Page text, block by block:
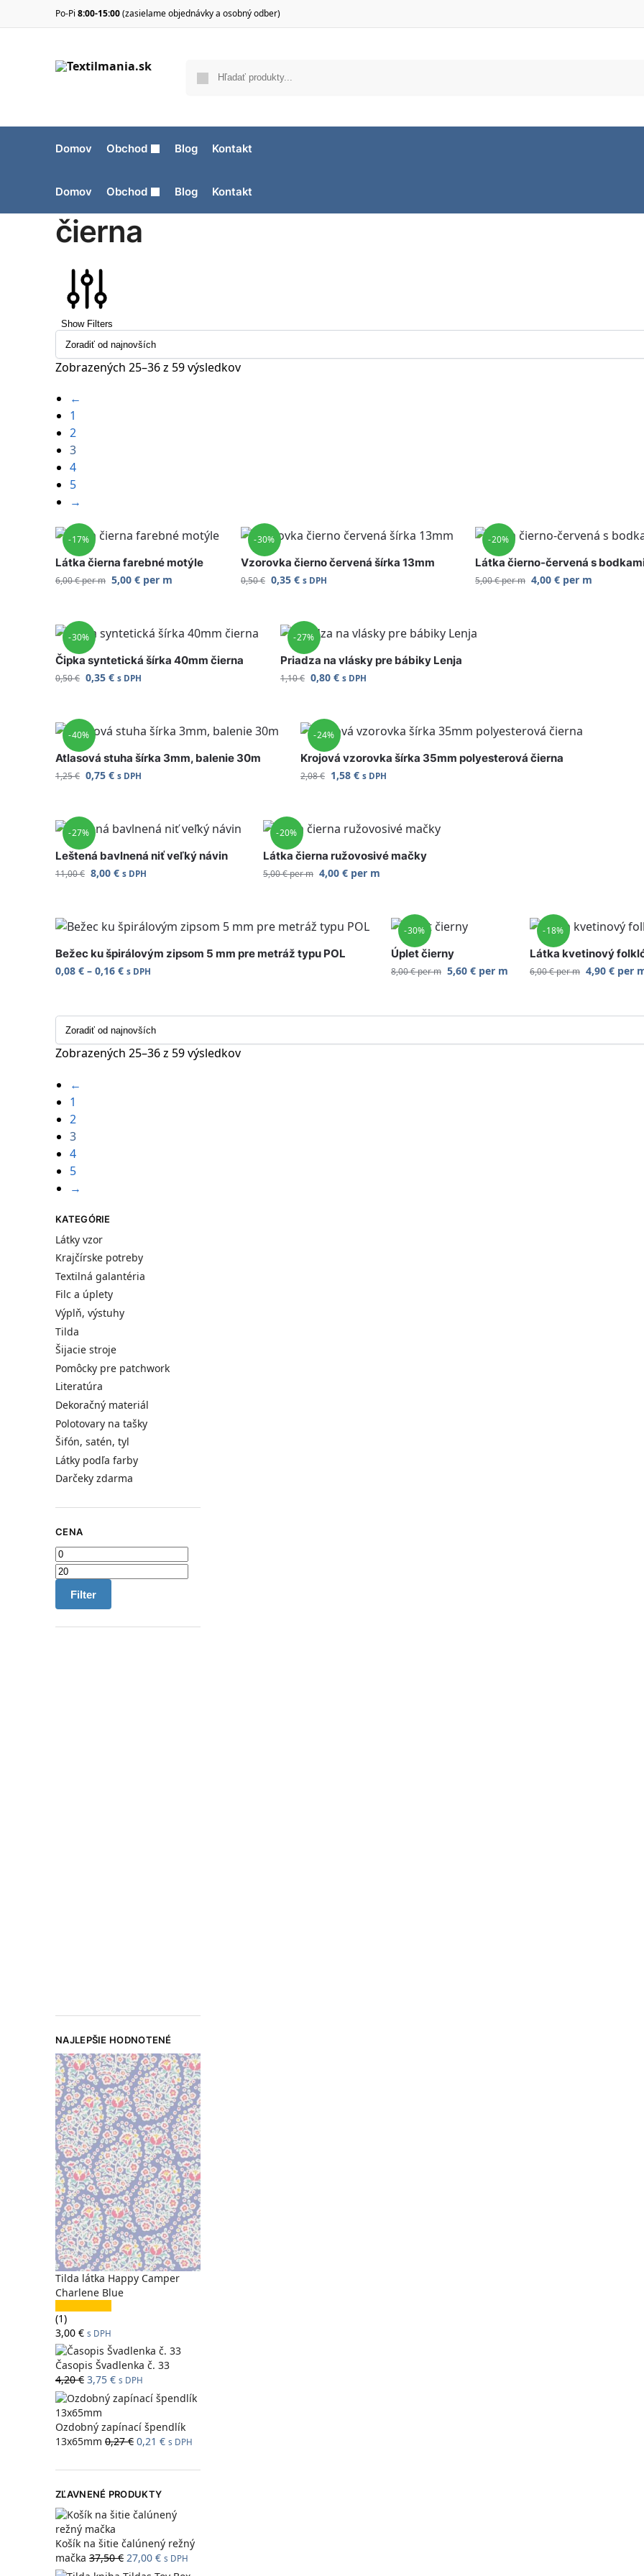
Po-Pi 8:00-15:00(zasielame objednávky a osobný odber)
Domov Obchod Blog Kontakt
Domov Obchod Blog Kontakt
čierna
Show Filters
Zobrazených 25–36 z 59 výsledkov
←
1
2
3
4
5
→
-17%
Látka čierna farebné motýle
6,00€per m 5,00 € per m
-30%
Vzorovka čierno červená šírka 13mm
0,50€ 0,35 € s DPH
-20%
Látka čierno-červená s
5,00€per m 4,00 € per m
-30%
Čipka syntetická šírka 40mm čierna
0,50€ 0,35 € s DPH
-27%
Priadza na vlásky pre bábiky Lenja
1,10€ 0,80 € s DPH
-40%
Atlasová stuha šírka 3mm, balenie 30m
1,25€ 0,75 € s DPH
-24%
Krojová vzorovka šírka 35mm polyesterová čierna
2,08€ 1,58 € s DPH
-27%
Leštená bavlnená niť veľký návin
11,00€ 8,00 € s DPH
-20%
Látka čierna ružovosivé mačky
5,00€per m 4,00 € per m
Bežec ku špirálovým zipsom 5 mm pre metráž typu POL
0,08 € – 0,16 € s DPH
-30%
Úplet čierny
8,00€per m 5,60 € per m
-18%
Látka kvetinový
6,00€per m 4,90 € per
Zobrazených 25–36 z 59 výsledkov
←
1
2
3
4
5
→
KATEGÓRIE
Látky vzor
Krajčírske potreby
Textilná galantéria
Filc a úplety
Výplň, výstuhy
Tilda
Šijacie stroje
Pomôcky pre patchwork
Literatúra
Dekoračný materiál
Polotovary na tašky
Šifón, satén, tyl
Látky podľa farby
Darčeky zdarma
CENA
Filter
NAJLEPŠIE HODNOTENÉ
Tilda látka Happy Camper
Charlene Blue
(1)
3,00 € s DPH
Časopis Švadlenka č. 33
4,20€ 3,75 € s DPH
Ozdobný zapínací špendlík
13x65mm 0,27€ 0,21 € s DPH
ZĽAVNENÉ PRODUKTY
Košík na šitie čalúnený režný
mačka 37,50€ 27,00 € s DPH